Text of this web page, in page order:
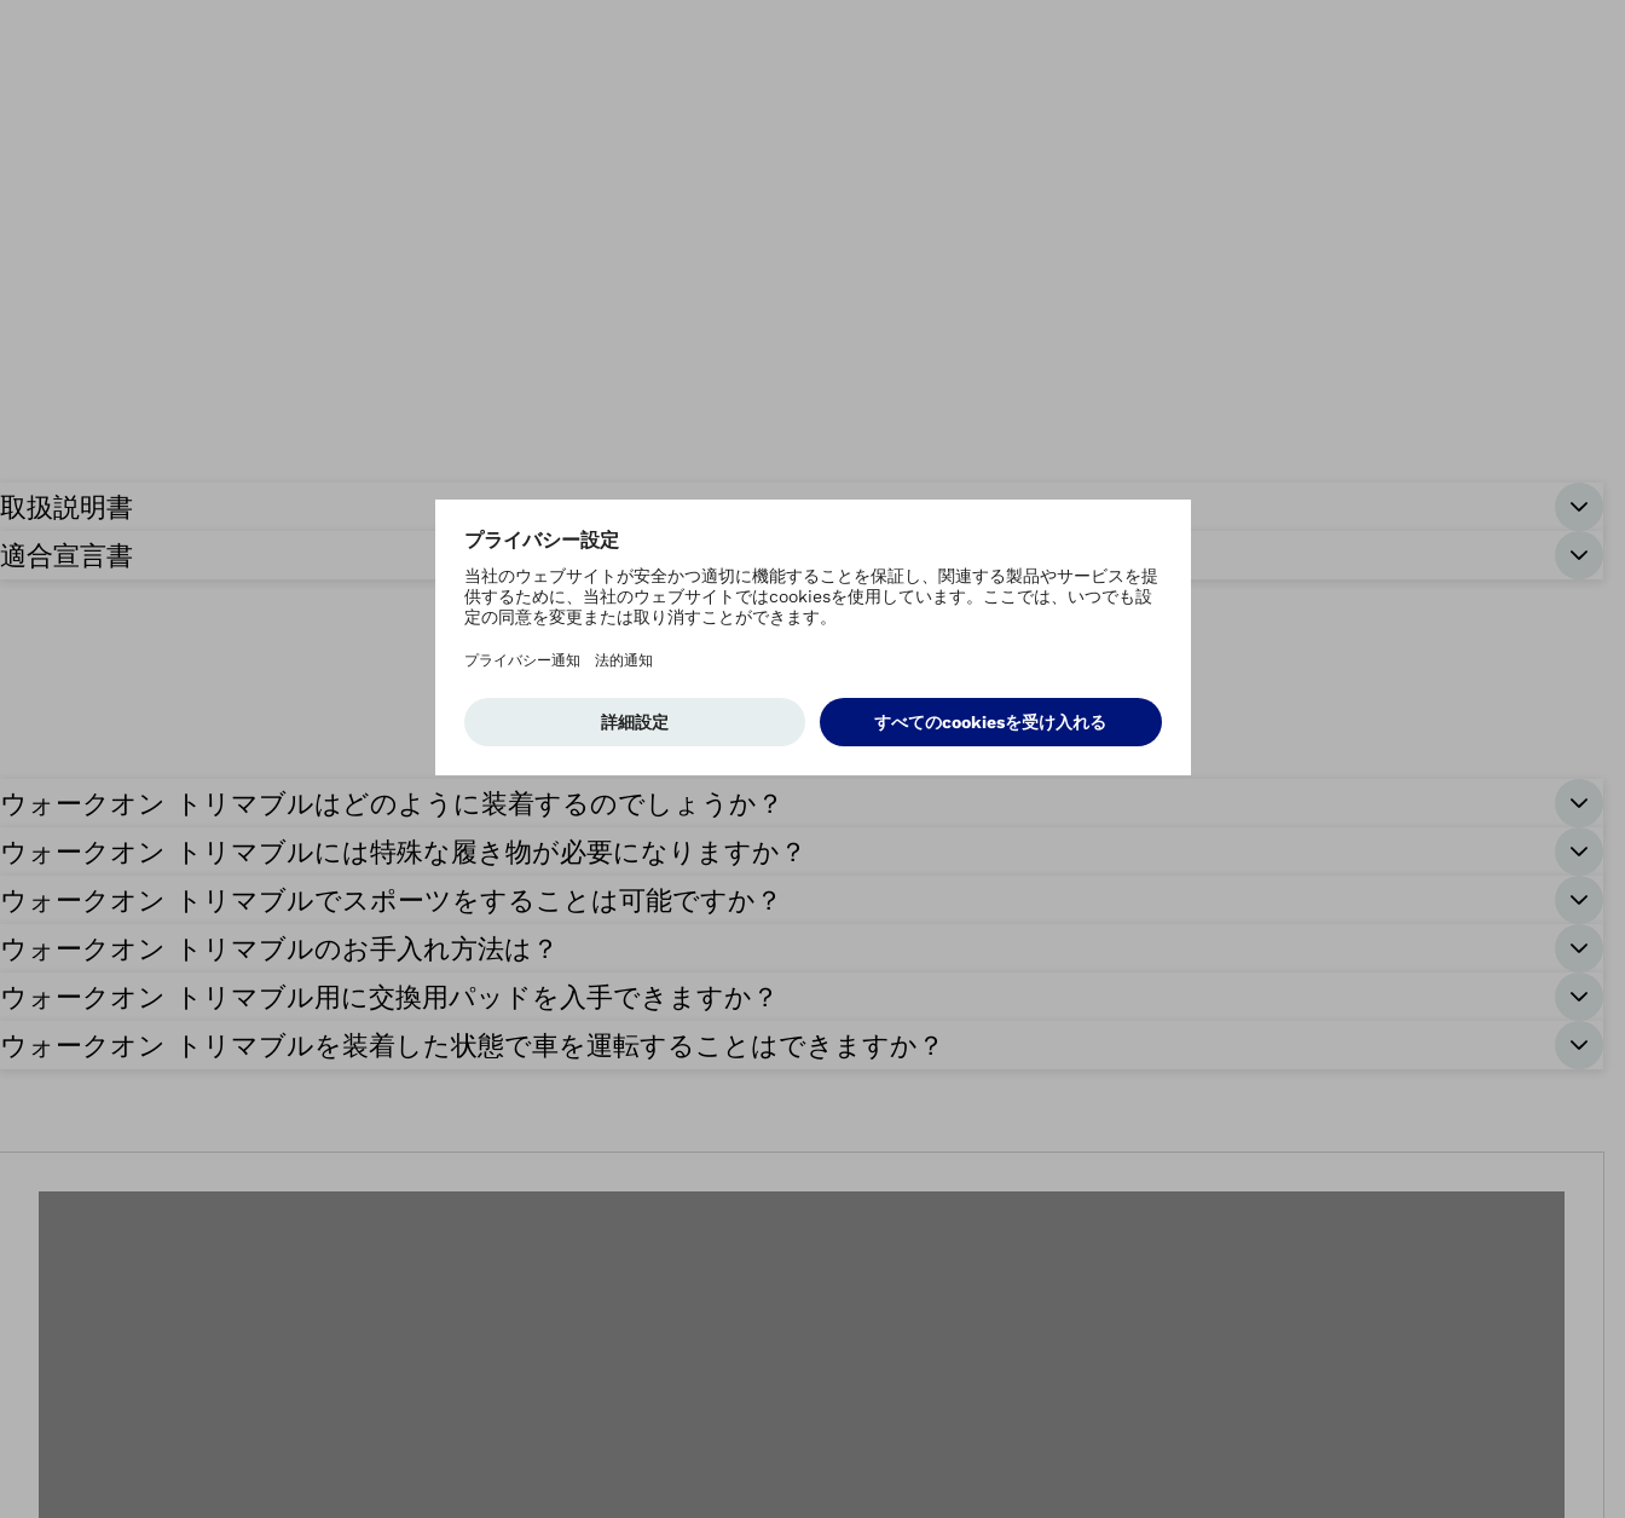
取扱説明書
適合宣言書
ウォークオン トリマブルはどのように装着するのでしょうか？
ウォークオン トリマブルには特殊な履き物が必要になりますか？
ウォークオン トリマブルでスポーツをすることは可能ですか？
ウォークオン トリマブルのお手入れ方法は？
ウォークオン トリマブル用に交換用パッドを入手できますか？
ウォークオン トリマブルを装着した状態で車を運転することはできますか？